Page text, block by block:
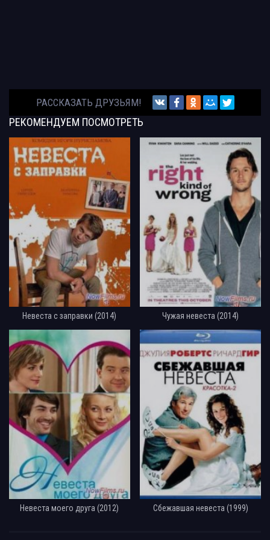
РАССКАЗАТЬ ДРУЗЬЯМ!
РЕКОМЕНДУЕМ ПОСМОТРЕТЬ
Невеста с заправки (2014) Чужая невеста (2014)
Невеста моего друга (2012) Сбежавшая невеста (1999)